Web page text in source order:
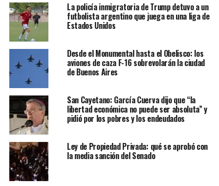
La policía inmigratoria de Trump detuvo a un
futbolista argentino que juega en una liga de
Estados Unidos
Desde el Monumental hasta el Obelisco: los
aviones de caza F-16 sobrevolarán la ciudad
de Buenos Aires
San Cayetano: García Cuerva dijo que “la
libertad económica no puede ser absoluta” y
pidió por los pobres y los endeudados
Ley de Propiedad Privada: qué se aprobó con
la media sanción del Senado